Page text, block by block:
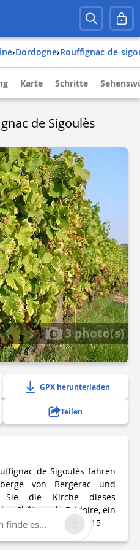
› dordogne› rouffignac-de-
Karte Schritte
de Sigoulès
3 photo(s)
GPX herunterladen
Teilen
de Sigoulès fahren
von Bergerac und
Sie die Kirche dieses
Château de Bridoire, ein
Privatbesitz aus dem 15
finde es...